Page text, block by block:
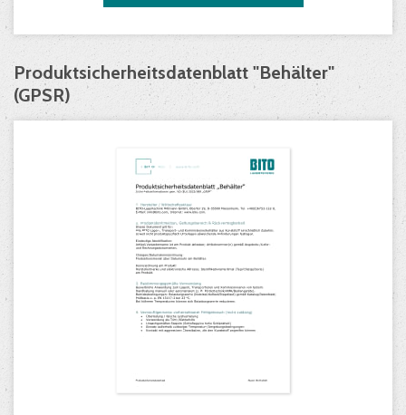
Produktsicherheitsdatenblatt "Behälter"
(GPSR)